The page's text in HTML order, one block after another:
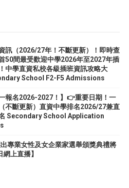
訊（2026/27年！不斷更新）！即時查
50間最受歡迎中學2026年至2027年插
中學直資私校各級插班資訊攻略大
School F2-F5 Admissions
一報名2026-2027！】👉重要日期！一
不斷更新）直資中學排名2026/27兼直
Secondary School Application
出專業女性及女企業家選舉頒獎典禮將
上直播】